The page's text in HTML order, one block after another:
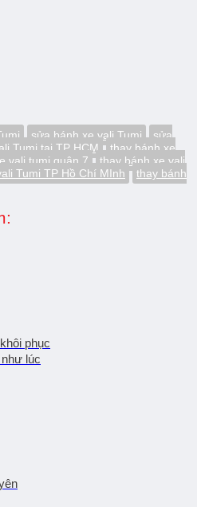
sửa bánh xe vali Tumi
sửa
Tumi tại TP HCM
thay bánh xe
vali tumi quận 7
thay bánh xe vali
Tumi TP Hồ Chí MInh
thay bánh
phục
lúc